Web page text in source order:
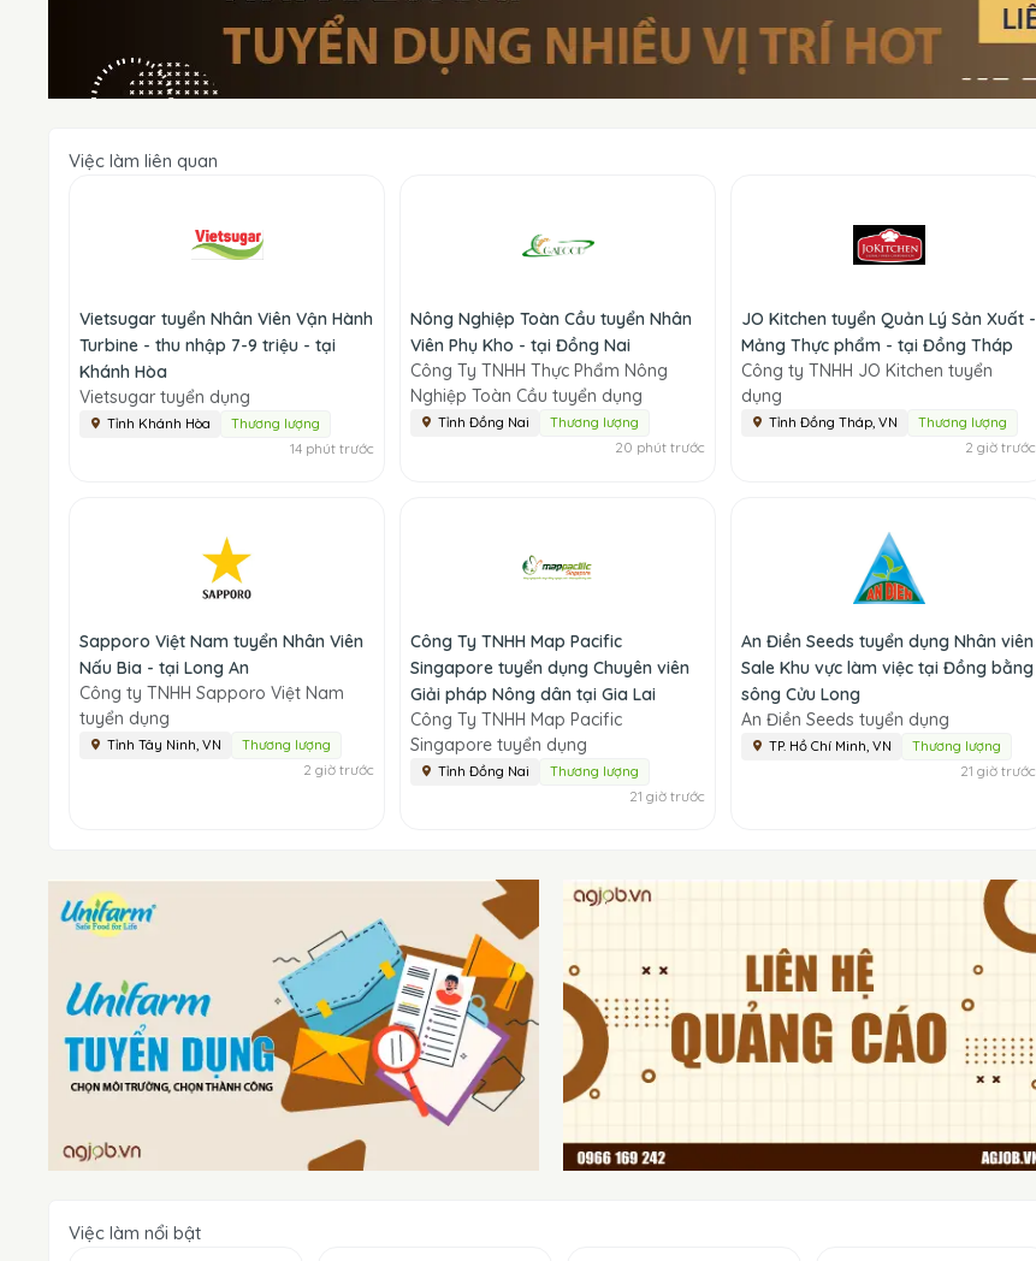
Việc làm liên quan
Vietsugar tuyển Nhân Viên Vận Hành
Turbine - thu nhập 7-9 triệu - tại
Khánh Hòa
Vietsugar tuyển dụng
Tỉnh Khánh Hòa Thương lượng
14 phút trước
Nông Nghiệp Toàn Cầu tuyển Nhân
Viên Phụ Kho - tại Đồng Nai
Công Ty TNHH Thực Phẩm Nông
Nghiệp Toàn Cầu tuyển dụng
Tỉnh Đồng Nai Thương lượng
20 phút trước
JO Kitchen tuyển Quản Lý Sản Xuất -
Mảng Thực phẩm - tại Đồng Tháp
Công ty TNHH JO Kitchen tuyển
dụng
Tỉnh Đồng Tháp, VN Thương lượng
2 giờ trước
Sapporo Việt Nam tuyển Nhân Viên
Nấu Bia - tại Long An
Công ty TNHH Sapporo Việt Nam
tuyển dụng
Tỉnh Tây Ninh, VN Thương lượng
2 giờ trước
Công Ty TNHH Map Pacific
Singapore tuyển dụng Chuyên viên
Giải pháp Nông dân tại Gia Lai
Công Ty TNHH Map Pacific
Singapore tuyển dụng
Tỉnh Đồng Nai Thương lượng
21 giờ trước
An Điền Seeds tuyển dụng Nhân viên
Sale Khu vực làm việc tại Đồng bằng
sông Cửu Long
An Điền Seeds tuyển dụng
TP. Hồ Chí Minh, VN Thương lượng
21 giờ trước
Việc làm nổi bật